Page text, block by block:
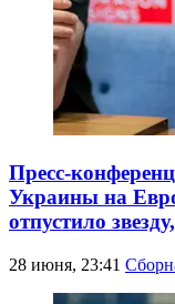
Пресс-
Украины на
отпустило
28 июня, 23:41